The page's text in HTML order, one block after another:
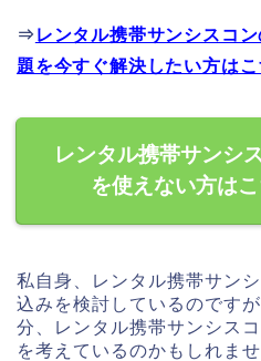
⇒ レンタル携帯サンシスコ
題を今すぐ解決したい方はこ
レンタル携帯サンシ
を使えない方は
私自身、レンタル携帯サン
込みを検討しているのです
分、レンタル携帯サンシス
を考えているのかもしれま